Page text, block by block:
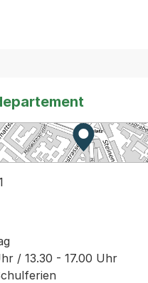
Zur Karte
Externer
/ 13.30 - 17.00 Uhr